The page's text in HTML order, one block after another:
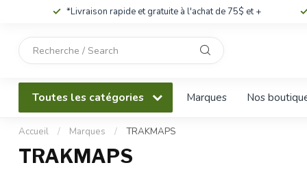
*Livraison rapide et gratuite à l'achat de 75$ et +
et
Toutes les catégories Marques Nos
Accueil / Marques / TRAKMAPS
TRAKMAPS